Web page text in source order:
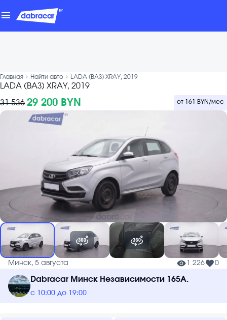
menu
Главная chevron_forward Найти авто chevron_forward LADA (ВАЗ) XRAY, 2019
LADA (ВАЗ) XRAY, 2019
31 536 29 200 BYN от 161 BYN /мес
Минск, 5 августа 1 226 0
Dabracar Минск Независимости 165А.
с 10:00 до 19:00